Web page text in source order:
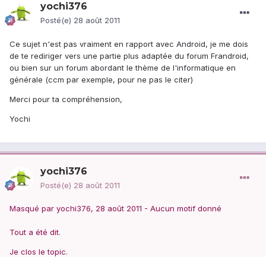
yochi376
Posté(e) 28 août 2011
Ce sujet n'est pas vraiment en rapport avec Android, je me dois
de te rediriger vers une partie plus adaptée du forum Frandroid,
ou bien sur un forum abordant le thème de l'informatique en
générale (ccm par exemple, pour ne pas le citer)
Merci pour ta compréhension,
Yochi
yochi376
Posté(e) 28 août 2011
Masqué par yochi376, 28 août 2011 - Aucun motif donné
Tout a été dit.
Je clos le topic.